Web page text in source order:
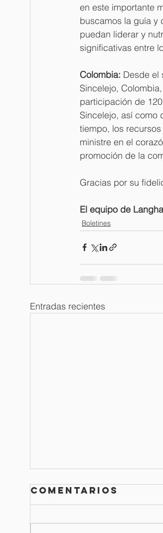
en este importante
buscamos la guía y
puedan liderar y
significativas entre
Colombia: Desde el
Sincelejo,
participación de
Sincelejo, así como
tiempo, los
ministre en el
promoción de la
Gracias por su
El equipo de
Boletines
Entradas recientes
Comentarios